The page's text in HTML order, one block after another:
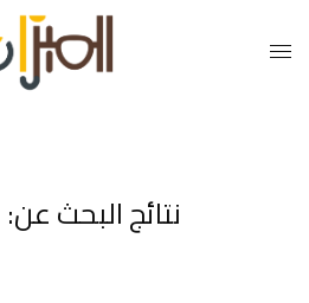
نتائج البحث عن: